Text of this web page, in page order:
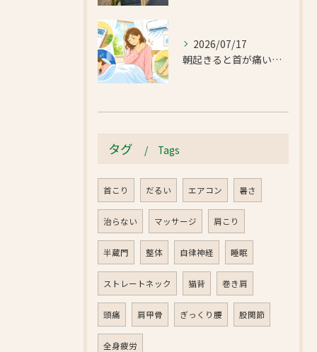
2026/07/17
朝起きると首が痛い…エアコンの冷えで首肩こりと足のだるさが気になったお客様｜半蔵門 首肩リフレッシュ整体院
タグ Tags
首こり だるい エアコン 暑さ
治らない マッサージ 肩こり
半蔵門 整体 自律神経 睡眠
ストレートネック 猫背 巻き肩
頭痛 肩甲骨 ぎっくり腰 股関節
全身疲労